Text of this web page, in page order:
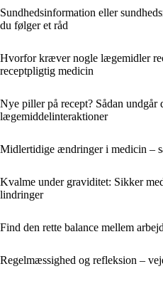
Sundhedsinformation eller
du følger et råd
Hvorfor kræver nogle lægemidler
receptpligtig medicin
Nye piller på recept? Sådan undgår
lægemiddelinteraktioner
Midlertidige ændringer i medicin –
Kvalme under graviditet: Sikker
lindringer
Find den rette balance mellem
Regelmæssighed og refleksion –